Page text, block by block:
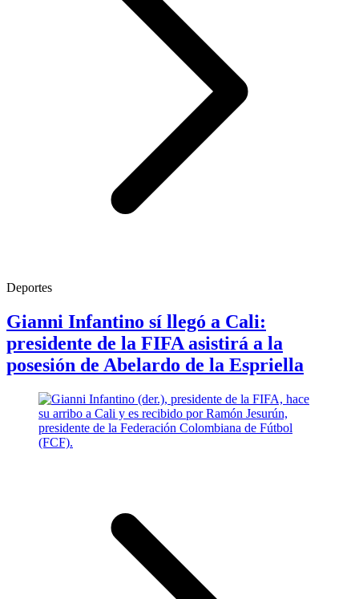
Deportes
Gianni Infantino sí llegó a Cali:
presidente de la FIFA asistirá a la
posesión de Abelardo de la Espriella